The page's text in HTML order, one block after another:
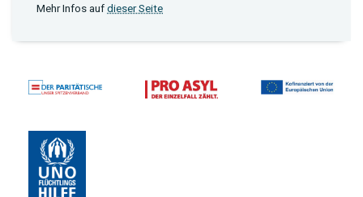
Mehr Infos aufdieser Seite